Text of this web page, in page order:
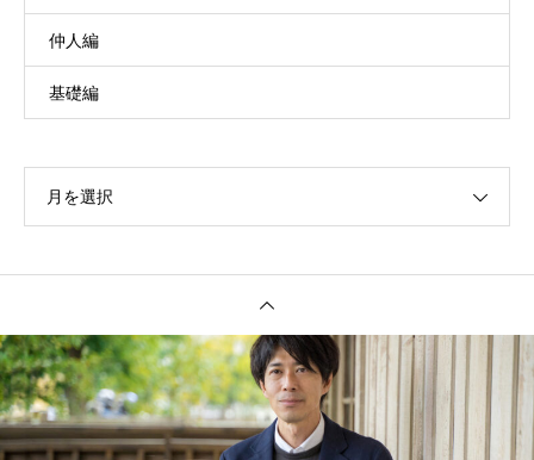
仲人編
基礎編
月を選択